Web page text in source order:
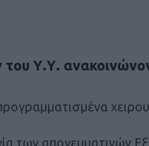
Υ.Υ.
των απογευματινών